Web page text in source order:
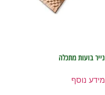
נייר בועות מתכלה
מידע נוסף